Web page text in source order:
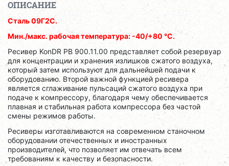
ОПИСАНИЕ
Сталь 09Г2С.
Мин./макс. рабочая температура: -40/+80 °C.
Ресивер KonDR РB 900.11.00 представляет собой резервуар
для концентрации и хранения излишков сжатого воздуха,
который затем используют для дальнейшей подачи к
оборудованию. Второй важной функцией ресивера
является сглаживание пульсаций сжатого воздуха при
подаче к компрессору, благодаря чему обеспечивается
плавная и стабильная работа компрессора без частой
смены режимов работы.
Ресиверы изготавливаются на современном станочном
оборудовании отечественных и иностранных
производителей, что позволяет им отвечать всем
требованиям к качеству и безопасности.